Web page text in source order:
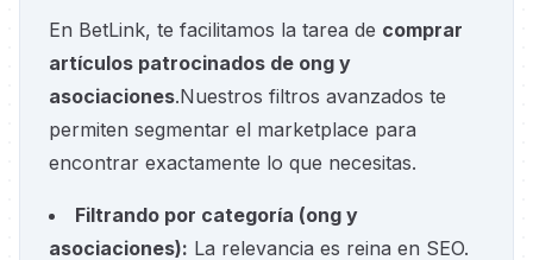
En BetLink, te facilitamos la tarea de comprar
artículos patrocinados de ong y
asociaciones.Nuestros filtros avanzados te
permiten segmentar el marketplace para
encontrar exactamente lo que necesitas.
Filtrando por categoría (ong y
asociaciones): La relevancia es reina en SEO.